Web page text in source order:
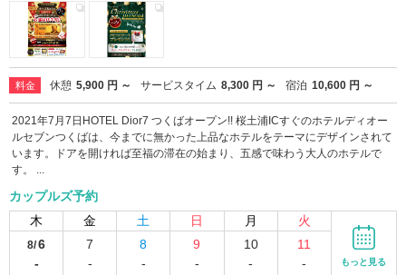
料金 休憩 5,900 円 ～ サービスタイム 8,300 円 ～ 宿泊 10,600 円 ～
2021年7月7日HOTEL Dior7 つくばオープン!! 桜土浦ICすぐのホテルディオー
ルセブンつくばは、今までに無かった上品なホテルをテーマにデザインされて
います。ドアを開ければ至福の滞在の始まり、五感で味わう大人のホテルで
す。 ...
カップルズ予約
木
金 土 日 月 火
8/6
-
7
-
8
-
9
-
10
-
11
-
もっと見る